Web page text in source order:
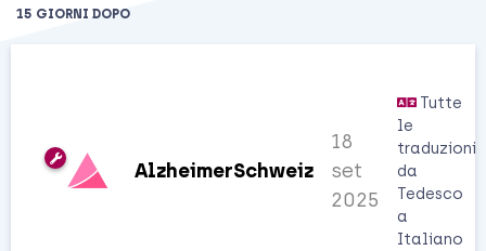
15 GIORNI DOPO
AlzheimerSchweiz
18
set
2025
Tutte
le
traduzioni
da
Tedesco
a
Italiano